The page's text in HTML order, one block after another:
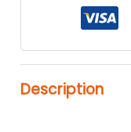
Description